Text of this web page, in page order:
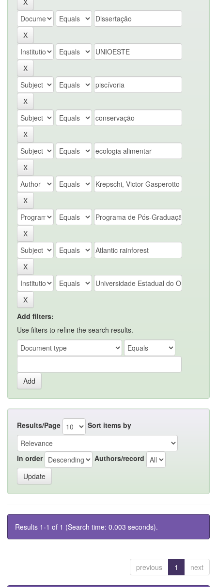
Add filters:
Use filters to refine the search results.
Results/Page Sort items by
In order Authors/record
Results 1-1 of 1 (Search time: 0.003 seconds).
previous 1 next